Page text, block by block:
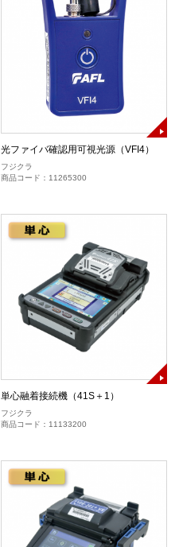
光ファイバ確認用可視光源（VFI4）
フジクラ
商品コード：11265300
単心融着接続機（41S＋1）
フジクラ
商品コード：11133200